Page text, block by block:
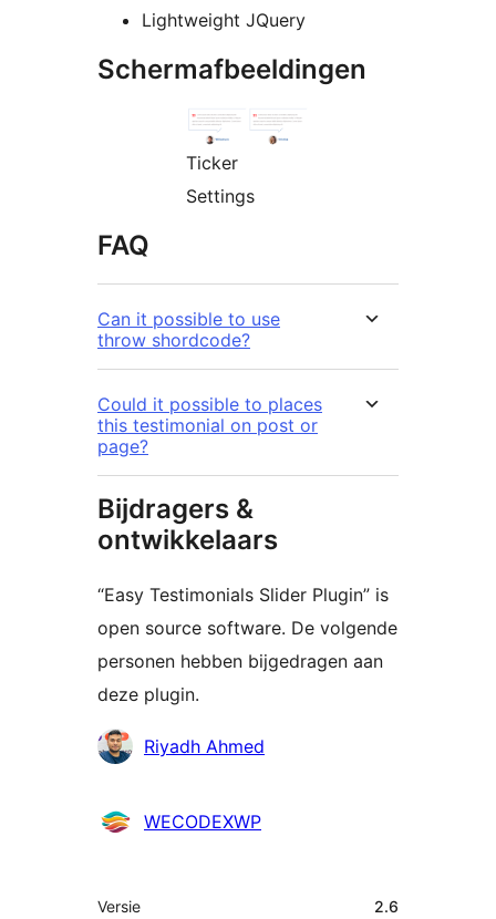
Lightweight JQuery
Schermafbeeldingen
Ticker
Settings
FAQ
Can it possible to use
throw shordcode?
Could it possible to places
this testimonial on post or
page?
Bijdragers &
ontwikkelaars
“Easy Testimonials Slider Plugin” is
open source software. De volgende
personen hebben bijgedragen aan
deze plugin.
BijdragersRiyadh Ahmed
WECODEXWP
Meta
Versie 2.6